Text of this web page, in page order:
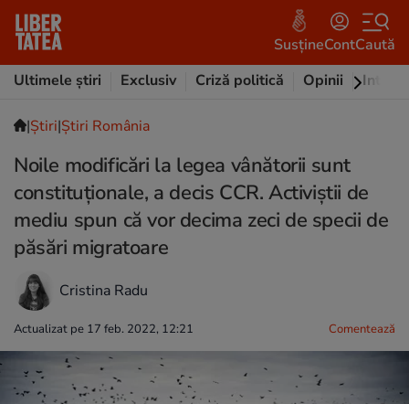
SusțineContCaută
Ultimele știri
Exclusiv Criză politică Opinii
|Ştiri|Știri România
Noile modificări la legea vânătorii sunt
constituționale, a decis CCR. Activiștii de
mediu spun că vor decima zeci de specii de
păsări migratoare
Cristina Radu
Actualizat pe 17 feb. 2022, 12:21 Comentează